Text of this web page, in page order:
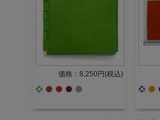
価格：8,250円(税込)